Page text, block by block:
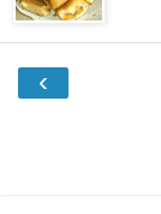
‹